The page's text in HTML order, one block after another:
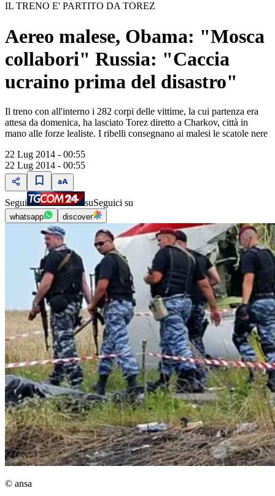
IL TRENO E' PARTITO DA TOREZ
Aereo malese, Obama: "Mosca
collabori" Russia: "Caccia
ucraino prima del disastro"
Il treno con all'interno i 282 corpi delle vittime, la cui partenza era
attesa da domenica, ha lasciato Torez diretto a Charkov, città in
mano alle forze lealiste. I ribelli consegnano ai malesi le scatole nere
22 Lug 2014 - 00:55
22 Lug 2014 - 00:55
Segui suSeguici su
whatsapp discover
© ansa